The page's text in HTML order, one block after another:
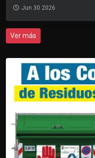
Jun 30 2026
Ver más